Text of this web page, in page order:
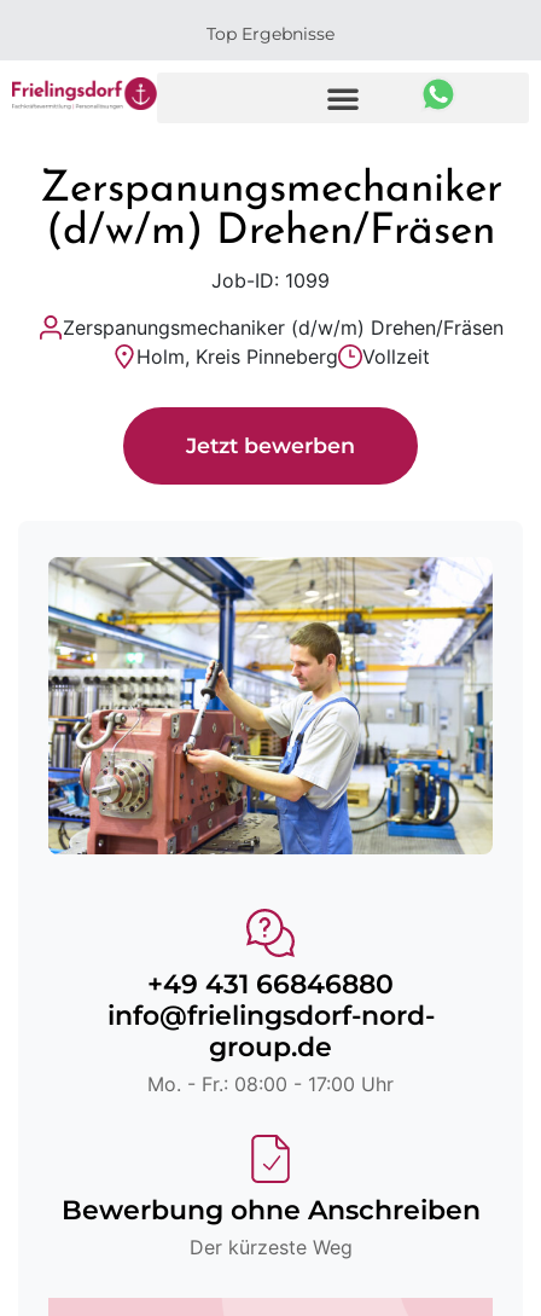
Top Ergebnisse
Zerspanungsmechaniker
(d/w/m) Drehen/Fräsen
Job-ID: 1099
Zerspanungsmechaniker (d/w/m) Drehen/Fräsen
Holm, Kreis Pinneberg
Vollzeit
Jetzt bewerben
+49 431 66846880
info@frielingsdorf-nord-
group.de
Mo. - Fr.: 08:00 - 17:00 Uhr
Bewerbung ohne Anschreiben
Der kürzeste Weg